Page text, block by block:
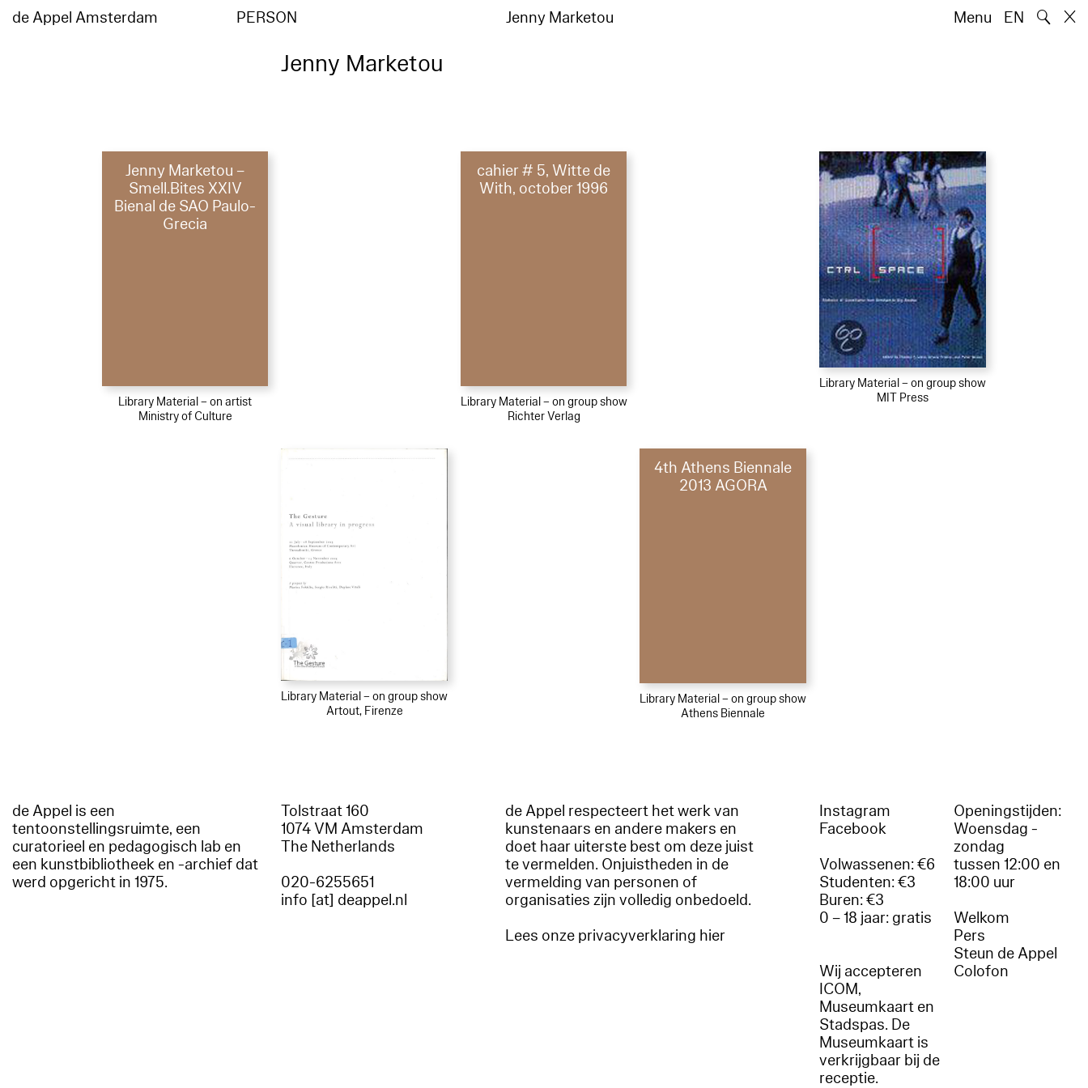
de Appel Amsterdam PERSON Jenny Marketou Menu EN 🔍
Jenny Marketou
Jenny Marketou –
Smell.Bites XXIV
Bienal de SAO Paulo-
Grecia
Library Material – on artist
Ministry of Culture
cahier # 5, Witte de
With, october 1996
Library Material – on group show
Richter Verlag
Library Material – on group show
MIT Press
Library Material – on group show
Artout, Firenze
4th Athens Biennale
2013 AGORA
Library Material – on group show
Athens Biennale
de Appel is een
tentoonstellingsruimte, een
curatorieel en pedagogisch lab en
een kunstbibliotheek en -archief dat
werd opgericht in 1975.
Tolstraat 160
1074 VM Amsterdam
The Netherlands
020-6255651
info [at] deappel.nl
de Appel respecteert het werk van
kunstenaars en andere makers en
doet haar uiterste best om deze juist
te vermelden. Onjuistheden in de
vermelding van personen of
organisaties zijn volledig onbedoeld.
Lees onze privacyverklaring hier
Instagram
Facebook
Volwassenen: €6
Studenten: €3
Buren: €3
0 – 18 jaar: gratis
Wij accepteren
ICOM,
Museumkaart en
Stadspas. De
Museumkaart is
verkrijgbaar bij de
receptie.
Openingstijden:
Woensdag -
zondag
tussen 12:00 en
18:00 uur
Welkom
Pers
Steun de Appel
Colofon